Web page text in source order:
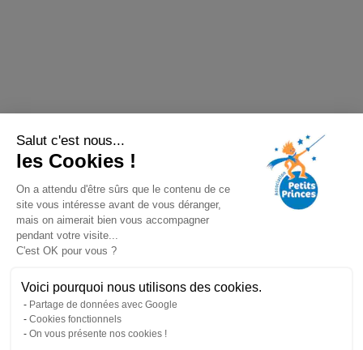
Salut c'est nous...
les Cookies !
On a attendu d'être sûrs que le contenu de ce
site vous intéresse avant de vous déranger,
mais on aimerait bien vous accompagner
pendant votre visite...
C'est OK pour vous ?
Voici pourquoi nous utilisons des cookies.
Partage de données avec Google
Cookies fonctionnels
On vous présente nos cookies !